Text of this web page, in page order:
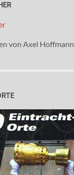
von Axel Hoffmann